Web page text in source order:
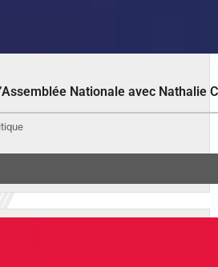
Nationale avec Nathalie